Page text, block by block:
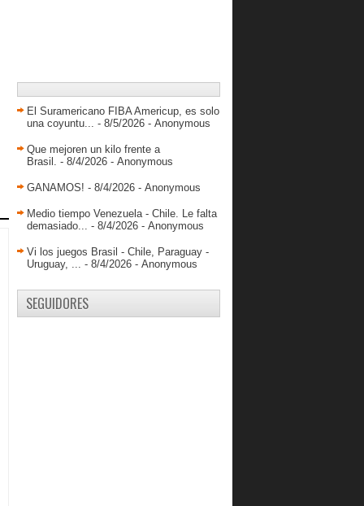
El Suramericano FIBA Americup, es solo
una coyuntu... - 8/5/2026 - Anonymous
Que mejoren un kilo frente a
Brasil. - 8/4/2026 - Anonymous
GANAMOS! - 8/4/2026 - Anonymous
Medio tiempo Venezuela - Chile. Le falta
demasiado... - 8/4/2026 - Anonymous
Vi los juegos Brasil - Chile, Paraguay -
Uruguay, ... - 8/4/2026 - Anonymous
SEGUIDORES